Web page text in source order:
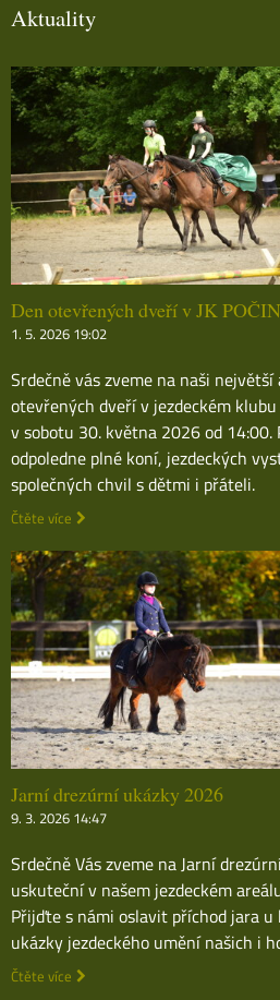
Aktuality
Den otevřených dveří v JK
1. 5. 2026 19:02
Srdečně vás zveme na naši
otevřených dveří v jezdeckém
v sobotu 30. května 2026 od
odpoledne plné koní, jezdeckých
společných chvil s dětmi i přáteli.
Čtěte více
Jarní drezúrní ukázky 2026
9. 3. 2026 14:47
Srdečně Vás zveme na Jarní
uskuteční v našem jezdeckém
Přijďte s námi oslavit příchod jara u
ukázky jezdeckého umění našich i
Čtěte více